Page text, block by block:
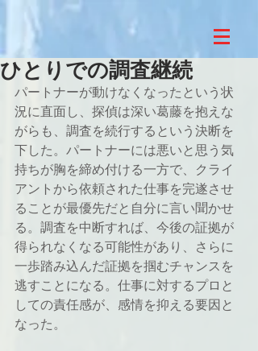
ひとりでの調査継続
パートナーが動けなくなったという状
況に直面し、探偵は深い葛藤を抱えな
がらも、調査を続行するという決断を
下した。パートナーには悪いと思う気
持ちが胸を締め付ける一方で、クライ
アントから依頼された仕事を完遂させ
ることが最優先だと自分に言い聞かせ
る。調査を中断すれば、今後の証拠が
得られなくなる可能性があり、さらに
一歩踏み込んだ証拠を掴むチャンスを
逃すことになる。仕事に対するプロと
しての責任感が、感情を抑える要因と
なった。